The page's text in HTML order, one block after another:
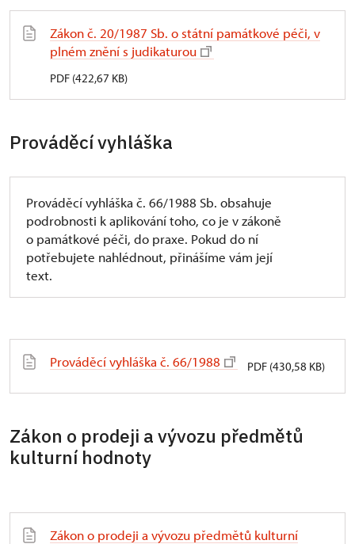
Zákon č. 20/1987 Sb. o státní památkové péči, v
plném znění s judikaturou
PDF (422,67 KB)
Prováděcí vyhláška
Prováděcí vyhláška č. 66/1988 Sb. obsahuje
podrobnosti k aplikování toho, co je v zákoně
o památkové péči, do praxe. Pokud do ní
potřebujete nahlédnout, přinášíme vám její
text.
Prováděcí vyhláška č. 66/1988 PDF (430,58 KB)
Zákon o prodeji a vývozu předmětů
kulturní hodnoty
Zákon o prodeji a vývozu předmětů kulturní